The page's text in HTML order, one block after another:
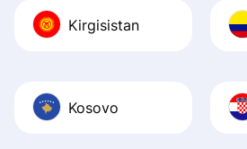
Kirgisistan
Kosovo